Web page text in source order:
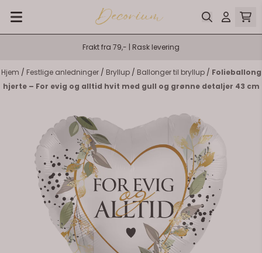
Hopp til innhold
Frakt fra 79,- | Rask levering
Hjem / Festlige anledninger / Bryllup / Ballonger til bryllup / Folieballong
hjerte – For evig og alltid hvit med gull og grønne detaljer 43 cm